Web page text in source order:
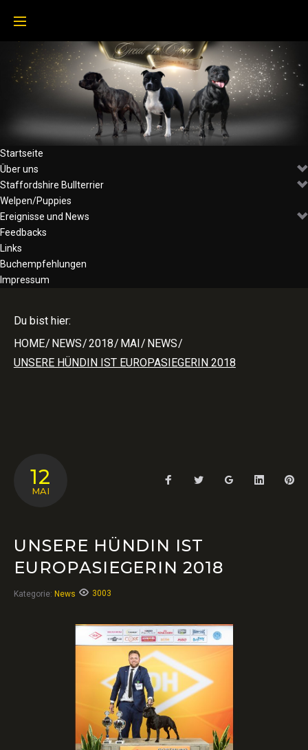
content
Startseite
Über uns
Staffordshire Bullterrier
Welpen/Puppies
Ereignisse und News
Feedbacks
Links
Buchempfehlungen
Impressum
Du bist hier:
HOME/ NEWS/2018/ MAI/ NEWS/
UNSERE HÜNDIN IST EUROPASIEGERIN 2018
12
MAI
FacebookTwitter Google+ LinkedIn
UNSERE HÜNDIN IST
EUROPASIEGERIN 2018
Kategorie: News 3003